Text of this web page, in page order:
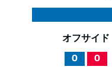
オフサイド
0 0